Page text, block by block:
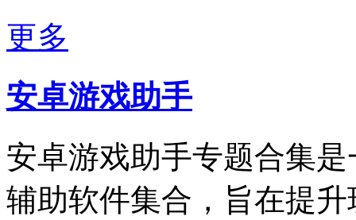
更多
安卓游戏助手
安卓游戏助手专题合集
辅助软件集合，旨在提